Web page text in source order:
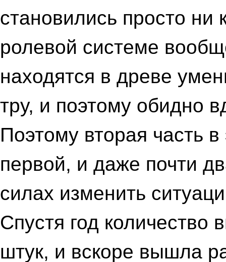
становились просто ни
ролевой системе
находятся в древе
тру, и поэтому обидно
Поэтому вторая часть
первой, и даже почти
силах изменить
Спустя год
штук, и вскоре вышла